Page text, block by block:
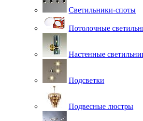
Светильники-споты
Потолочные
Настенные
Подсветки
Подвесные люстры